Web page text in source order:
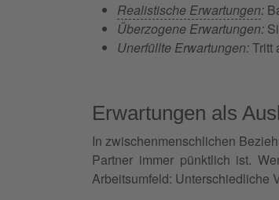
Realistische Erwartungen:
Überzogene Erwartungen:
Unerfüllte Erwartungen:Tritt
Erwartungen als
In zwischenmenschlichen
Partner immer pünktlich ist.
Arbeitsumfeld: Unterschiedliche